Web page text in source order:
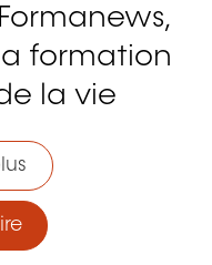
formation
la vie